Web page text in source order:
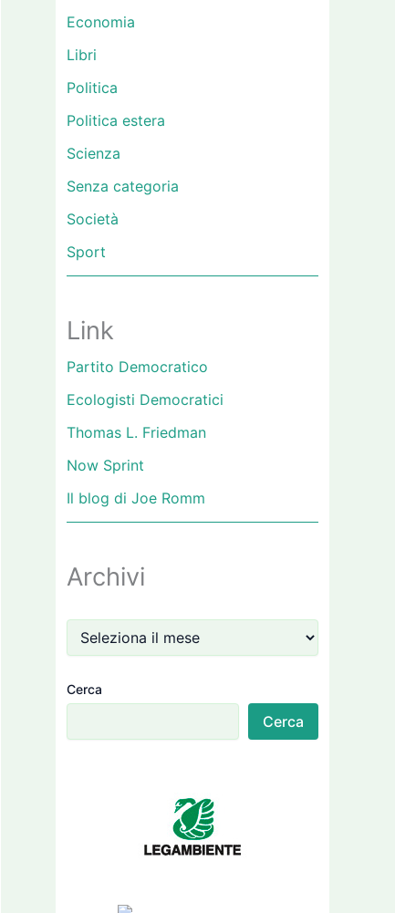
Economia
Libri
Politica
Politica estera
Scienza
Senza categoria
Società
Sport
Link
Partito Democratico
Ecologisti Democratici
Thomas L. Friedman
Now Sprint
Il blog di Joe Romm
Archivi
Cerca
Cerca